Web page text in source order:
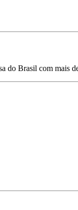
do Brasil com mais